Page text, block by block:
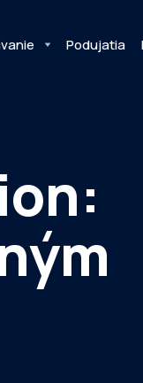
Podujatia
MONITOR